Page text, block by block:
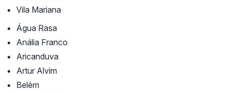
Vila Mariana
Água Rasa
Anália Franco
Aricanduva
Artur Alvim
Belém